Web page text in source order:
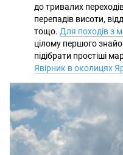
до тривалих
перепадів висоти,
тощо. Для походів з
цілому першого
підібрати простіші
Явірник в околицях